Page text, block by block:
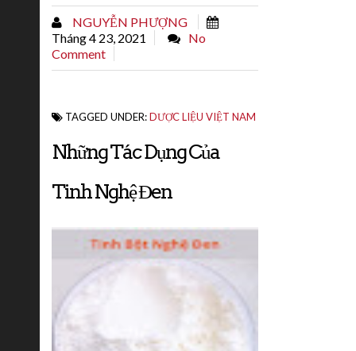
và C, đường, muối khoáng. Quả mơ tươi
ngâm đường làm nước giải khát giảm...
NGUYỄN PHƯỢNG
Tháng 4 23, 2021
No
Comment
TAGGED UNDER:DƯỢC LIỆU VIỆT NAM
Những Tác Dụng Của
Tinh Nghệ Đen